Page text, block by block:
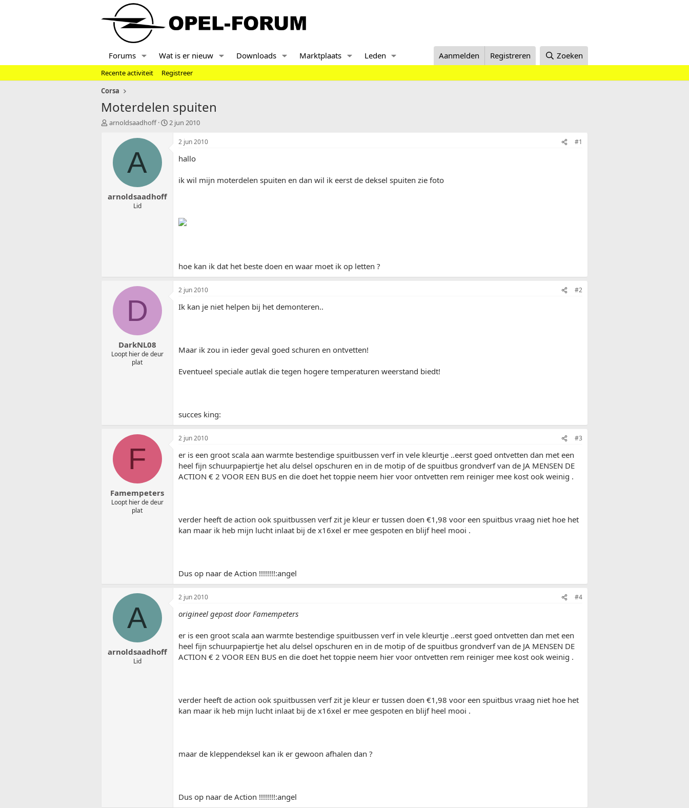
Forums Wat is er nieuw Downloads Marktplaats Leden Aanmelden Registreren Zoeken
Recente activiteit
Registreer
Corsa
Moterdelen spuiten
T
r
arnoldsaadhoff
S
2 jun 2010
A
arnoldsaadhoff
Lid
2 jun 2010 #1
hallo
ik wil mijn moterdelen spuiten en dan wil ik eerst de deksel spuiten zie foto
hoe kan ik dat het beste doen en waar moet ik op letten ?
D
DarkNL08
Loopt hier de deur
plat
2 jun 2010 #2
Ik kan je niet helpen bij het demonteren..
Maar ik zou in ieder geval goed schuren en ontvetten!
Eventueel speciale autlak die tegen hogere temperaturen weerstand biedt!
succes king:
F
Famempeters
Loopt hier de deur
plat
2 jun 2010 #3
er is een groot scala aan warmte bestendige spuitbussen verf in vele kleurtje ..eerst goed ontvetten dan met een
heel fijn schuurpapiertje het alu delsel opschuren en in de motip of de spuitbus grondverf van de JA MENSEN DE
ACTION € 2 VOOR EEN BUS en die doet het toppie neem hier voor ontvetten rem reiniger mee kost ook weinig .
verder heeft de action ook spuitbussen verf zit je kleur er tussen doen €1,98 voor een spuitbus vraag niet hoe het
kan maar ik heb mijn lucht inlaat bij de x16xel er mee gespoten en blijf heel mooi .
Dus op naar de Action !!!!!!!!:angel
A
arnoldsaadhoff
Lid
2 jun 2010 #4
origineel gepost door Famempeters
er is een groot scala aan warmte bestendige spuitbussen verf in vele kleurtje ..eerst goed ontvetten dan met een
heel fijn schuurpapiertje het alu delsel opschuren en in de motip of de spuitbus grondverf van de JA MENSEN DE
ACTION € 2 VOOR EEN BUS en die doet het toppie neem hier voor ontvetten rem reiniger mee kost ook weinig .
verder heeft de action ook spuitbussen verf zit je kleur er tussen doen €1,98 voor een spuitbus vraag niet hoe het
kan maar ik heb mijn lucht inlaat bij de x16xel er mee gespoten en blijf heel mooi .
maar de kleppendeksel kan ik er gewoon afhalen dan ?
Dus op naar de Action !!!!!!!!:angel